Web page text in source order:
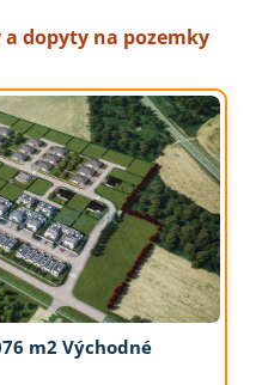
dopyty na pozemky
m2 Východné